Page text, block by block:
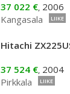
37 022 €, 2006
Kangasala
LIIKE
Hitachi
37 524 €, 2004
Pirkkala
LIIKE